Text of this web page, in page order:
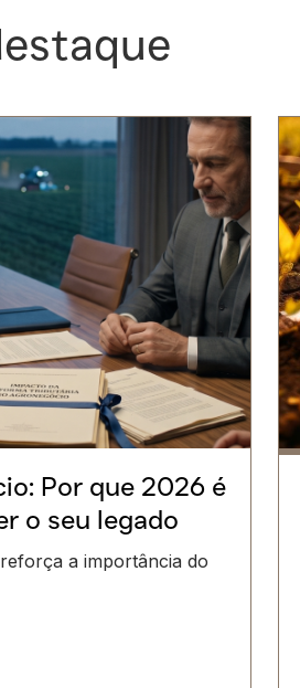
Por que 2026 é
o seu legado
a importância do